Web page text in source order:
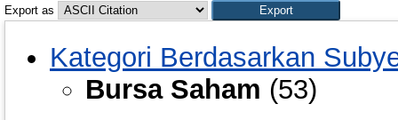
Export as
Kategori Berdasarkan
Bursa Saham (53)